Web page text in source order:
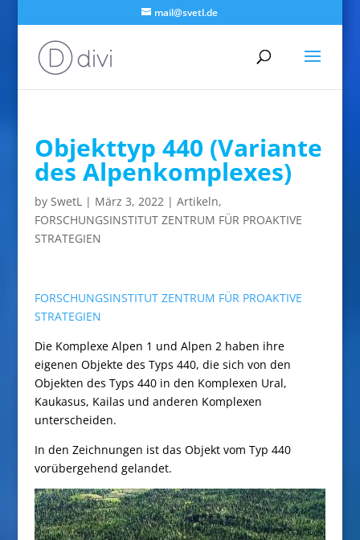
mail@svetl.de
Objekttyp 440 (Variante
des Alpenkomplexes)
by SwetL| März 3, 2022| Artikeln,
FORSCHUNGSINSTITUT ZENTRUM FÜR PROAKTIVE
STRATEGIEN
FORSCHUNGSINSTITUT ZENTRUM FÜR PROAKTIVE
STRATEGIEN
Die Komplexe Alpen 1 und Alpen 2 haben ihre
eigenen Objekte des Typs 440, die sich von den
Objekten des Typs 440 in den Komplexen Ural,
Kaukasus, Kailas und anderen Komplexen
unterscheiden.
In den Zeichnungen ist das Objekt vom Typ 440
vorübergehend gelandet.